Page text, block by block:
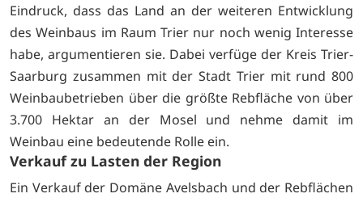
Eindruck, dass das Land an der weiteren Entwicklung
des Weinbaus im Raum Trier nur noch wenig Interesse
habe, argumentieren sie. Dabei verfüge der Kreis Trier-
Saarburg zusammen mit der Stadt Trier mit rund 800
Weinbaubetrieben über die größte Rebfläche von über
3.700 Hektar an der Mosel und nehme damit im
Weinbau eine bedeutende Rolle ein.
Verkauf zu Lasten der Region
Ein Verkauf der Domäne Avelsbach und der Rebflächen